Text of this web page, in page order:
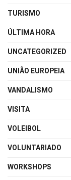
TURISMO
ÚLTIMA HORA
UNCATEGORIZED
UNIÃO EUROPEIA
VANDALISMO
VISITA
VOLEIBOL
VOLUNTARIADO
WORKSHOPS